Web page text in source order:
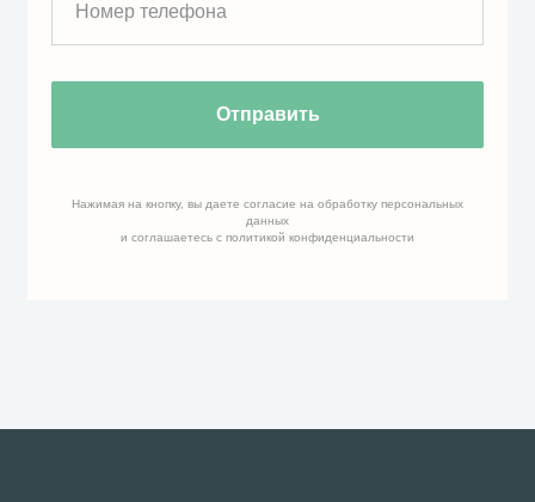
Номер телефона
Отправить
Нажимая на кнопку, вы даете согласие на обработку персональных
данных
и соглашаетесь c политикой конфиденциальности